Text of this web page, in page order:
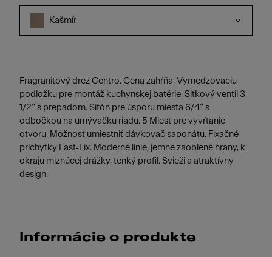
Kašmír
Fragranitový drez Centro. Cena zahŕňa: Vymedzovaciu
podložku pre montáž kuchynskej batérie. Sitkový ventil 3
1/2“ s prepadom. Sifón pre úsporu miesta 6/4“ s
odbočkou na umývačku riadu. 5 Miest pre vyvŕtanie
otvoru. Možnosť umiestniť dávkovač saponátu. Fixačné
príchytky Fast-Fix. Moderné línie, jemne zaoblené hrany, k
okraju miznúcej drážky, tenký profil. Svieži a atraktívny
design.
Informácie o produkte